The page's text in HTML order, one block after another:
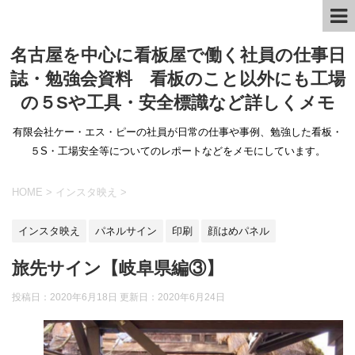
名古屋を中心に看板屋で働く社員の仕事日
誌・勉強会資料 看板のこと以外にも工場
の５Sや工具・安全標識など詳しくメモ
有限会社ケー・エス・ピーの社員が日常の仕事や事例、勉強した看板・
５S・工場安全等についてのレポートなどをメモにしています。
HOME > インスタ映え >
インスタ映え パネルサイン 印刷 顔はめパネル
旅先サイン【岐阜県編③】
投稿日：2020年6月18日 更新日： 2020年6月24日